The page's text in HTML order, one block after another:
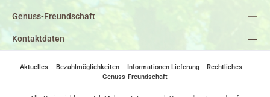
Genuss-Freundschaft
Kontaktdaten
Aktuelles Bezahlmöglichkeiten Informationen Lieferung
Rechtliches
Genuss-Freundschaft